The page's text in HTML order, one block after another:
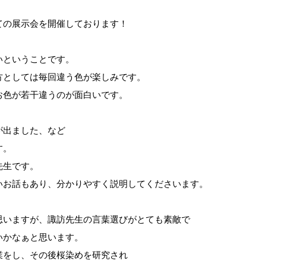
展示会を開催しております！
いうことです。
しては毎回違う色が楽しみです。
が若干違うのが面白いです。
出ました、など
です。
話もあり、分かりやすく説明してくださいます。
ますが、諏訪先生の言葉選びがとても素敵で
なぁと思います。
し、その後桜染めを研究され